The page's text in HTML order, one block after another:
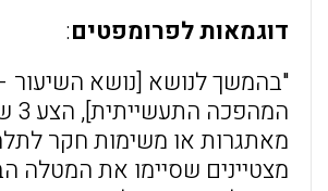
דוגמאות לפרומפטים:
"בהמשך לנושא [נושא השיעור
מאתגרות או משימות חקר
מצטיינים שסיימו את המטלה